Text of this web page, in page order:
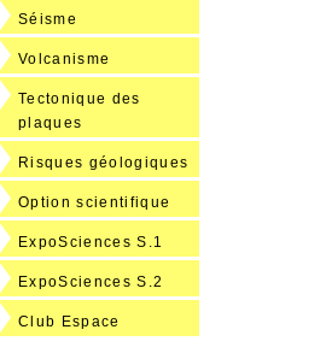
Séisme
Volcanisme
Tectonique des
plaques
Risques géologiques
Option scientifique
ExpoSciences S.1
ExpoSciences S.2
Club Espace